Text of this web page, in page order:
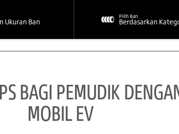
Ukuran Ban
Pilih Ban
Berdasarkan
BAGI PEMUDIK
MOBIL EV